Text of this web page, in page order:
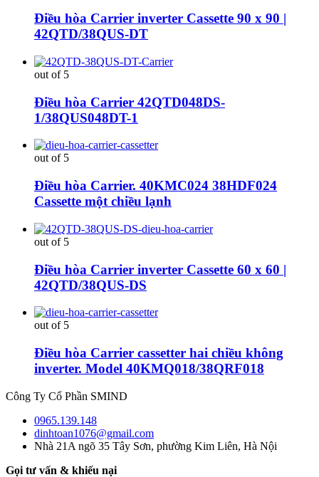
Điều hòa Carrier inverter Cassette 90 x 90 |
42QTD/38QUS-DT
out of 5
Điều hòa Carrier 42QTD048DS-
1/38QUS048DT-1
out of 5
Điều hòa Carrier. 40KMC024 38HDF024
Cassette một chiều lạnh
out of 5
Điều hòa Carrier inverter Cassette 60 x 60 |
42QTD/38QUS-DS
out of 5
Điều hòa Carrier cassetter hai chiều không
inverter. Model 40KMQ018/38QRF018
Công Ty Cổ Phần SMIND
0965.139.148
dinhtoan1076@gmail.com
Nhà 21A ngõ 35 Tây Sơn, phường Kim Liên, Hà Nội
Gọi tư vấn & khiếu nại